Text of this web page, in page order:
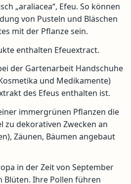
„araliacea“, Efeu. So können
von Pusteln und Bläschen
mit der Pflanze sein.
enthalten Efeuextract.
der Gartenarbeit Handschuhe
und Medikamente)
des Efeus enthalten ist.
immergrünen Pflanzen die
zu dekorativen Zwecken an
Zäunen, Bäumen angebaut
in der Zeit von September
Blüten. Ihre Pollen führen